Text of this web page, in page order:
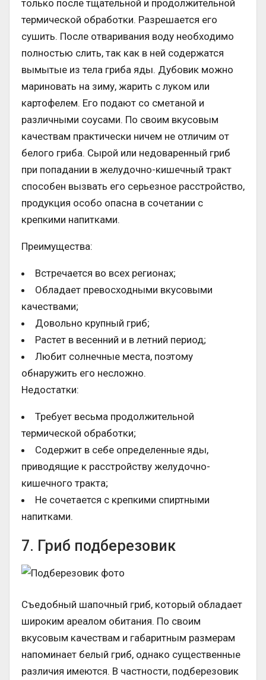
только после тщательной и продолжительной
термической обработки. Разрешается его
сушить. После отваривания воду необходимо
полностью слить, так как в ней содержатся
вымытые из тела гриба яды. Дубовик можно
мариновать на зиму, жарить с луком или
картофелем. Его подают со сметаной и
различными соусами. По своим вкусовым
качествам практически ничем не отличим от
белого гриба. Сырой или недоваренный гриб
при попадании в желудочно-кишечный тракт
способен вызвать его серьезное расстройство,
продукция особо опасна в сочетании с
крепкими напитками.
Преимущества:
Встречается во всех регионах;
Обладает превосходными вкусовыми
качествами;
Довольно крупный гриб;
Растет в весенний и в летний период;
Любит солнечные места, поэтому
обнаружить его несложно.
Недостатки:
Требует весьма продолжительной
термической обработки;
Содержит в себе определенные яды,
приводящие к расстройству желудочно-
кишечного тракта;
Не сочетается с крепкими спиртными
напитками.
7. Гриб подберезовик
Съедобный шапочный гриб, который обладает
широким ареалом обитания. По своим
вкусовым качествам и габаритным размерам
напоминает белый гриб, однако существенные
различия имеются. В частности, подберезовик